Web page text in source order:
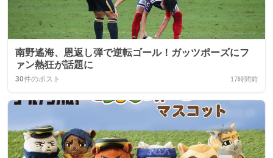
南野遙海、恩返し弾で逆転ゴール！ガッツポーズにフ
ァン熱狂が話題に
30件のポスト 17時間前